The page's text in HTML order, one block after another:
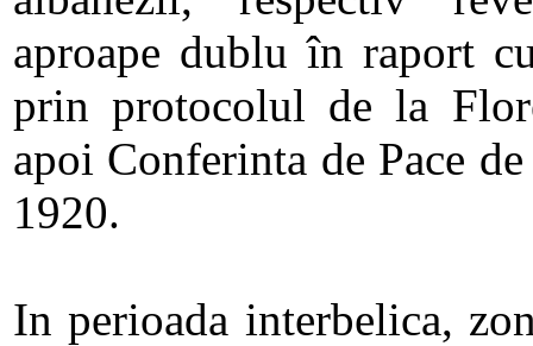
aproape dublu în raport
prin protocolul de la
apoi Conferinta de Pace
1920.
In perioada interbelica,